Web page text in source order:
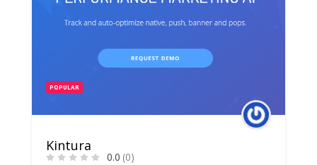
POPULAR
Kintura
0.0 (0)